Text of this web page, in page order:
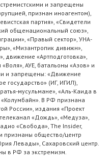
и запрещены
признан иноагентом),
партия», «Свидетели
общенациональный союз»,
«Правый сектор», УНА-
«Мизантропик дивижн»,
движение «Артподготовка»,
АУЕ, батальоны «Азов» и
и запрещены: «Движение
государство» (ИГ, ИГИЛ),
мусульмане», «Аль-Каида в
«Колумбайн». В РФ признана
России», издания «Проект
«Дождь», «Медуза»,
«Свобода», The Insider,
признаны общество/центр
Левады», Сахаровский центр.
в РФ за экстремизм.